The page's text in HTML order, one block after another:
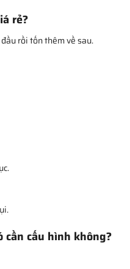
rẻ?
rồi tốn thêm về sau.
cần cấu hình không?